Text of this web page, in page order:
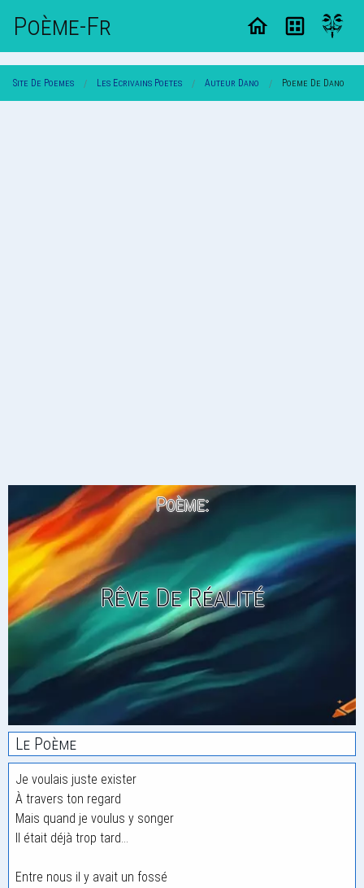
Poème-Fr
Site De Poemes Les Ecrivains Poetes Auteur Dano Poeme De Dano
Poème:
Rêve De Réalité
Le Poème
Je voulais juste exister
À travers ton regard
Mais quand je voulus y songer
Il était déjà trop tard…
Entre nous il y avait un fossé